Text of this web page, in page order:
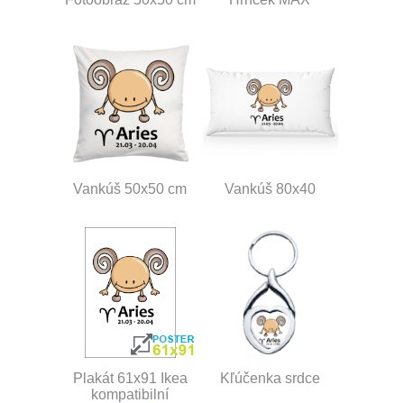
Vankúš 50x50 cm Vankúš 80x40
Plakát 61x91 Ikea
kompatibilní
Kľúčenka srdce